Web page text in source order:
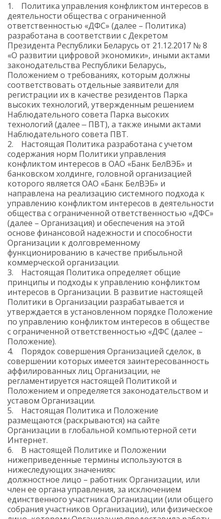
1. Политика управления конфликтом интересов в
деятельности общества с ограниченной
ответственностью «ДФС» (далее – Политика)
разработана в соответствии с Декретом
Президента Республики Беларусь от 21.12.2017 № 8
«О развитии цифровой экономики», иными актами
законодательства Республики Беларусь,
Положением о требованиях, которым должны
соответствовать отдельные заявители для
регистрации их в качестве резидентов Парка
высоких технологий, утвержденным решением
Наблюдательного совета Парка высоких
технологий (далее ‒ ПВТ), а также иными актами
Наблюдательного совета ПВТ.
2. Настоящая Политика разработана с учетом
содержания норм Политики управления
конфликтом интересов в ОАО «Банк БелВЭБ» и
банковском холдинге, головной организацией
которого является ОАО «Банк БелВЭБ» и
направлена на реализацию системного подхода к
управлению конфликтом интересов в деятельности
общества с ограниченной ответственностью «ДФС»
(далее – Организация) и обеспечения на этой
основе финансовой надежности и способности
Организации к долговременному
функционированию в качестве прибыльной
коммерческой организации.
3. Настоящая Политика определяет общие
принципы и подходы к управлению конфликтом
интересов в Организации. В развитие настоящей
Политики в Организации разрабатывается и
утверждается в установленном порядке Положение
по управлению конфликтом интересов в обществе
с ограниченной ответственностью «ДФС (далее –
Положение).
4. Порядок совершения Организацией сделок, в
совершении которых имеется заинтересованность
аффилированных лиц Организации, не
регламентируется настоящей Политикой и
Положением и определяется законодательством и
уставом Организации.
5. Настоящая Политика и Положение
размещаются (раскрываются) на сайте
Организации в глобальной компьютерной сети
Интернет.
6. В настоящей Политике и Положении
нижеприведенные термины используются в
нижеследующих значениях:
должностное лицо – работник Организации, или
член ее органа управления, за исключением
единственного участника Организации (или общего
собрания участников Организации), или физическое